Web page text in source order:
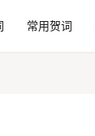
常用贺词